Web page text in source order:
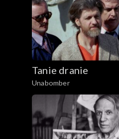
Tanie dranie
Unabomber